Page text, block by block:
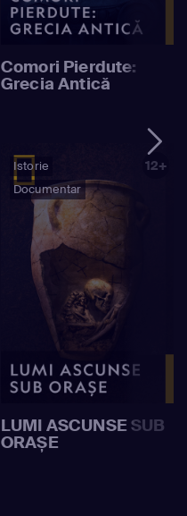
Comori Pierdute:
Grecia Antică
Istorie
Documentar
12+
LUMI ASCUNSE SUB
ORAȘE